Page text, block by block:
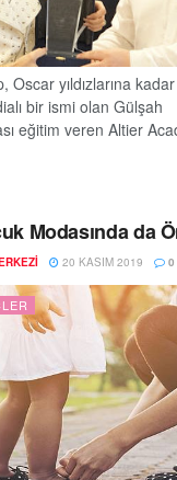
Oscar yıldızlarına
bir ismi olan Gülşah
eğitim veren Altier
modacı, kariyer
genç yetenekleri
ve sevgisiyle
mesleğinden bugüne
öğütleriyle birlikte
Modasında da
20 KASIM 2019 0